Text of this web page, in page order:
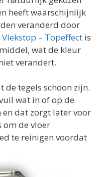
heeft waarschijnlijk
veranderd door
Vlekstop – Topeffect is
wat de kleur
verandert.
de tegels schoon zijn.
wat in of op de
dat zorgt later voor
om de vloer
te reinigen voordat